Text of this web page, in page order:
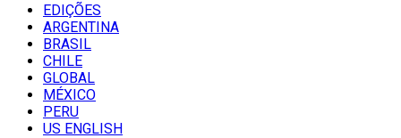
EDIÇÕES
ARGENTINA
BRASIL
CHILE
GLOBAL
MÉXICO
PERU
US ENGLISH